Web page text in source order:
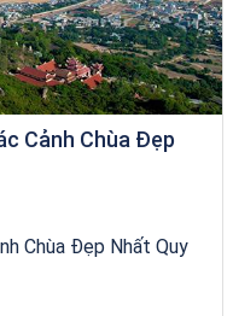
Cảnh Chùa Đẹp
Chùa Đẹp Nhất Quy